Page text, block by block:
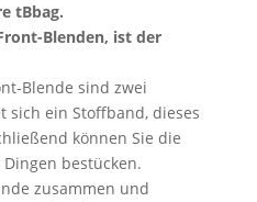
tBbag.
Blenden, ist der
Blende sind zwei
sich ein Stoffband, dieses
können Sie die
bestücken.
zusammen und